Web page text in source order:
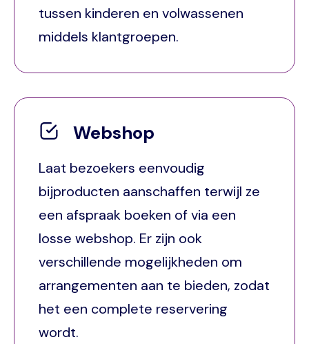
tussen kinderen en volwassenen
middels klantgroepen.
Webshop
Laat bezoekers eenvoudig
bijproducten aanschaffen terwijl ze
een afspraak boeken of via een
losse webshop. Er zijn ook
verschillende mogelijkheden om
arrangementen aan te bieden, zodat
het een complete reservering
wordt.